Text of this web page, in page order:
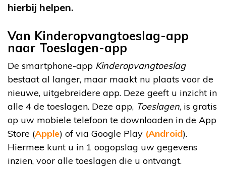
hierbij helpen.
Van Kinderopvangtoeslag-app
naar Toeslagen-app
De smartphone-app Kinderopvangtoeslag
bestaat al langer, maar maakt nu plaats voor de
nieuwe, uitgebreidere app. Deze geeft u inzicht in
alle 4 de toeslagen. Deze app, Toeslagen, is gratis
op uw mobiele telefoon te downloaden in de App
Store (Apple) of via Google Play (Android).
Hiermee kunt u in 1 oogopslag uw gegevens
inzien, voor alle toeslagen die u ontvangt.